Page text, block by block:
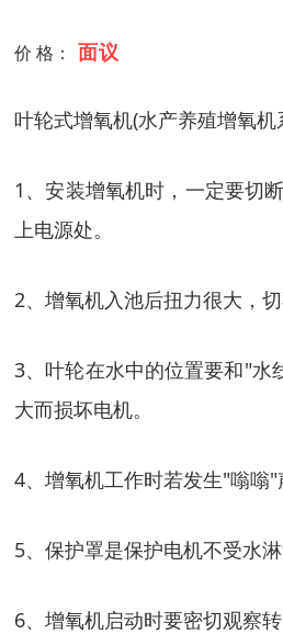
价 格： 面议
叶轮式增氧机(水产养殖增氧机
1、安装增氧机时，一定要切
上电源处。
2、增氧机入池后扭力很大，
3、叶轮在水中的位置要和"水
大而损坏电机。
4、增氧机工作时若发生"嗡嗡
5、保护罩是保护电机不受水
6、增氧机启动时要密切观察